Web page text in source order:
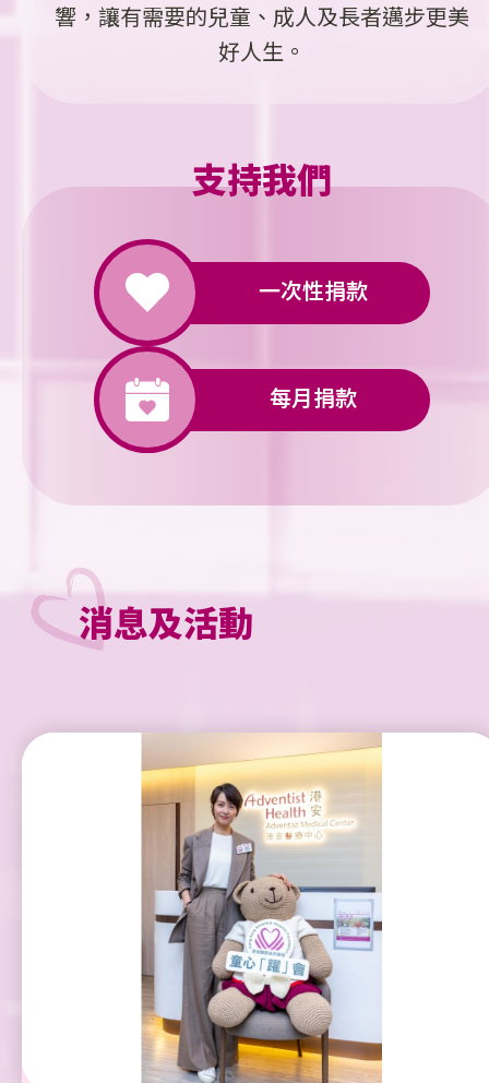
響，讓有需要的兒童、成人及長者邁步更美
好人生。
支持我們
一次性捐款
每月捐款
消息及活動